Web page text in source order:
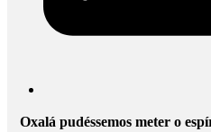
Oxalá pudéssemos meter o